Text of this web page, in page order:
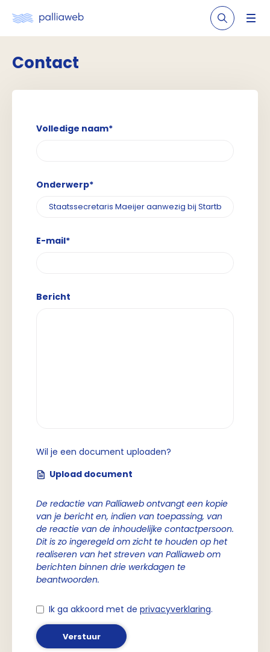
Contact
Volledige naam*
Onderwerp*
E-mail*
Bericht
Wil je een document uploaden?
Upload document
De redactie van Palliaweb ontvangt een kopie
van je bericht en, indien van toepassing, van
de reactie van de inhoudelijke contactpersoon.
Dit is zo ingeregeld om zicht te houden op het
realiseren van het streven van Palliaweb om
berichten binnen drie werkdagen te
beantwoorden.
Ik ga akkoord met de privacyverklaring.
Verstuur